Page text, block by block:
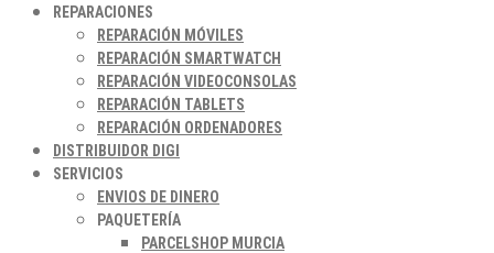
REPARACIONES
REPARACIÓN MÓVILES
REPARACIÓN SMARTWATCH
REPARACIÓN VIDEOCONSOLAS
REPARACIÓN TABLETS
REPARACIÓN ORDENADORES
DISTRIBUIDOR DIGI
SERVICIOS
ENVIOS DE DINERO
PAQUETERÍA
PARCELSHOP MURCIA